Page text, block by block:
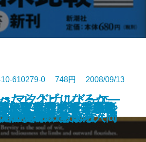
極意―乱世を生き抜
言―
―東京12チャンネル
恋愛問題
と野合のメカニズム
誰が出す？
がたり
やめられない
―アメリカン弁護士
マクドナルド―エ
読み解く日米の深層
610279-0 748円 2008/09/13
沢賢治のちから
陸横断鉄道
ソ―病院で損をしな
東條英機と闘った裁
判―世界17カ国最新
たらクビになるか―
のための労働法入門
ャズの鉄板50枚＋α
ター
―ニューギニア戦線